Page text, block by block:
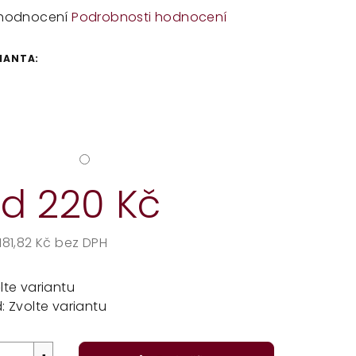
Podrobnosti hodnocení
220 Kč
Kč bez DPH
variantu
Zvolte variantu